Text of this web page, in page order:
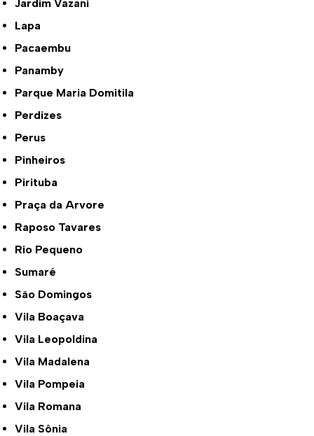
Jardim Vazani
Lapa
Pacaembu
Panamby
Parque Maria Domitila
Perdizes
Perus
Pinheiros
Pirituba
Praça da Arvore
Raposo Tavares
Rio Pequeno
Sumaré
São Domingos
Vila Boaçava
Vila Leopoldina
Vila Madalena
Vila Pompeia
Vila Romana
Vila Sônia